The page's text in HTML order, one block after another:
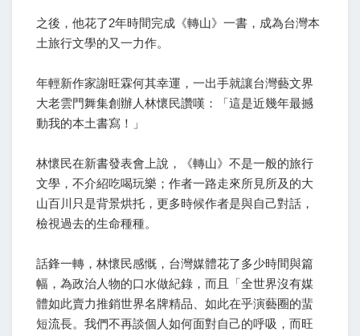
之後，他花了2年時間完成《轉山》一書，成為台灣本
土旅行文學的又一力作。
年輕新作家謝旺霖何其幸運，一出手就讓台灣藝文界
大老雲門舞集創辦人林懷民讚嘆：「這是近幾年最撼
動我的本土書寫！」
林懷民在新書發表會上說，《轉山》不是一般的旅行
文學，不介紹吃喝玩樂；作者一路走來所見所及的大
山百川只是背景烘托，更多時候作者是與自己對話，
檢視過去的生命種種。
話鋒一轉，林懷民感慨，台灣媒體花了多少時間與篇
幅，為政治人物的口水做紀錄，而且「全世界沒有媒
體如此賣力推銷世界名牌精品、如此在乎演藝圈的蜚
短流長。我們不再談個人如何面對自己的呼吸，而旺